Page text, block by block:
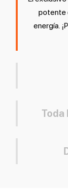
potente
energía.